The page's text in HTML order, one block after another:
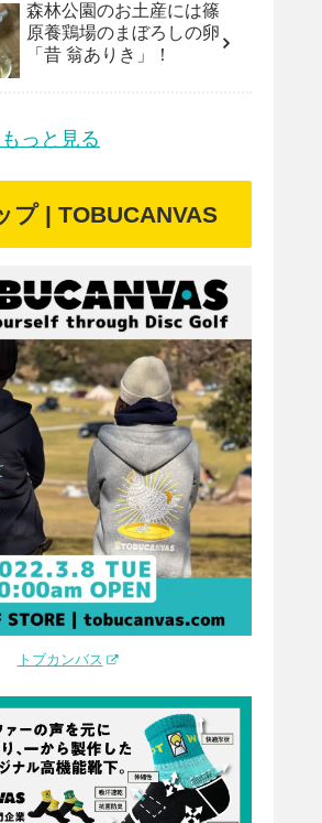
森林公園のお土産には篠
原養鶏場のまぼろしの卵
「昔 翁ありき」！
っと見る
プ | TOBUCANVAS
トブカンバス